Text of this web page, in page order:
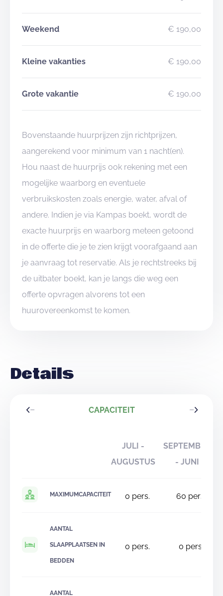
Weekend € 190,00
Kleine vakanties € 190,00
Grote vakantie € 190,00
Bovenstaande huurprijzen zijn richtprijzen,
aangerekend voor minimum van 1 nacht(en).
Hou naast de huurprijs ook rekening met een
mogelijke waarborg en eventuele
verbruikskosten zoals energie, water, afval of
andere. Indien je via Kampas boekt, wordt de
exacte huurprijs en waarborg meteen getoond
in de offerte die je te zien krijgt voorafgaand aan
je aanvraag tot reservatie. Als je rechtstreeks bij
de uitbater boekt, kan je langs die weg een
offerte opvragen alvorens tot een
huurovereenkomst te komen.
Details
CAPACITEIT
JULI -
AUGUSTUS
SEPTEMBER
- JUNI
MAXIMUMCAPACITEIT 0 pers. 60 pers.
AANTAL
SLAAPPLAATSEN IN
BEDDEN
0 pers. 0 pers.
AANTAL